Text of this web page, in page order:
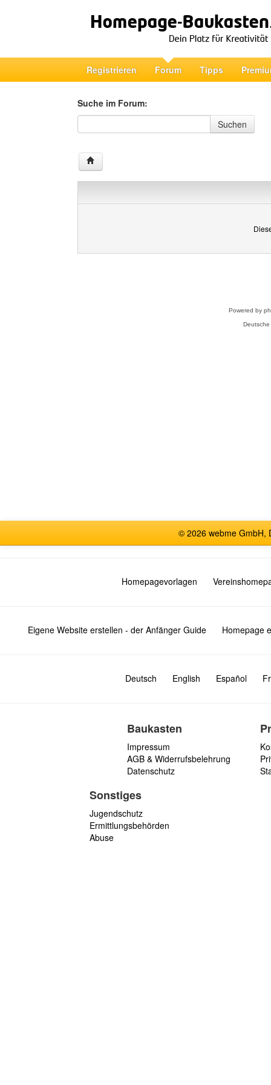
Registrieren Forum Tipps
Suche im Forum:
Suche im Forum
Suchen
Powered by
© 2026 webme GmbH,
Homepagevorlagen
Eigene Website erstellen - der Anfänger Guide Homepage
Deutsch English Español
Baukasten
Impressum
AGB & Widerrufsbelehrung
Datenschutz
Sonstiges
Jugendschutz
Ermittlungsbehörden
Abuse